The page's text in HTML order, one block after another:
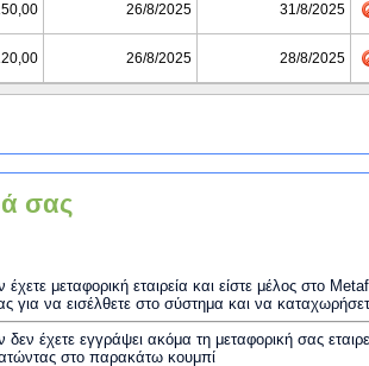
26/8/2025 31/8/2025
26/8/2025 28/8/2025
σας
έχετε μεταφορική εταιρεία και είστε μέλος στο
για να εισέλθετε στο σύστημα και να
δεν έχετε εγγράψει ακόμα τη μεταφορική σας
στο παρακάτω κουμπί